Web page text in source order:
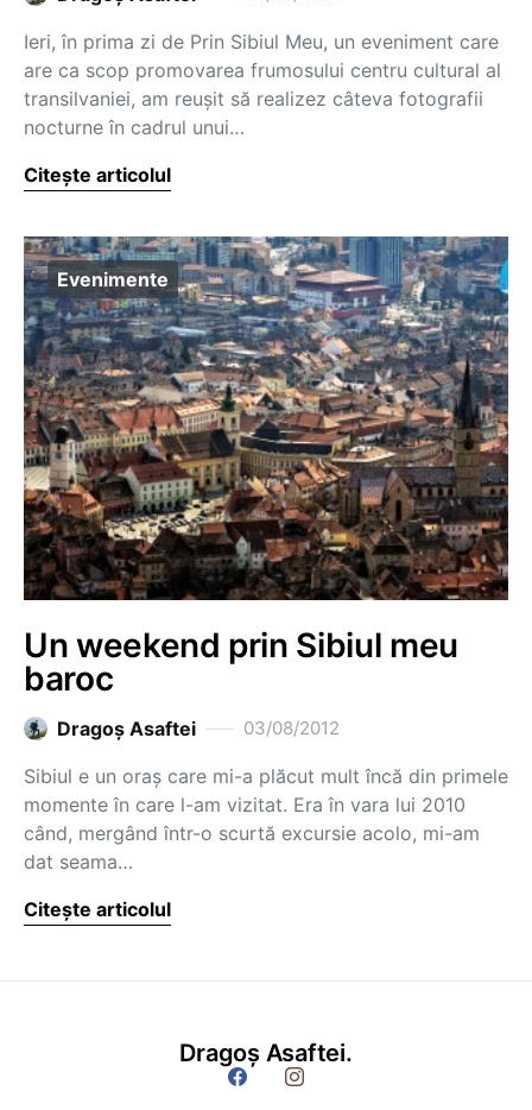
Ieri, în prima zi de Prin Sibiul Meu, un eveniment care
are ca scop promovarea frumosului centru cultural al
transilvaniei, am reușit să realizez câteva fotografii
nocturne în cadrul unui…
Citește articolul
Evenimente
Un weekend prin Sibiul meu
baroc
Dragoş Asaftei 03/08/2012
Sibiul e un oraș care mi-a plăcut mult încă din primele
momente în care l-am vizitat. Era în vara lui 2010
când, mergând într-o scurtă excursie acolo, mi-am
dat seama…
Citește articolul
Dragoș Asaftei.